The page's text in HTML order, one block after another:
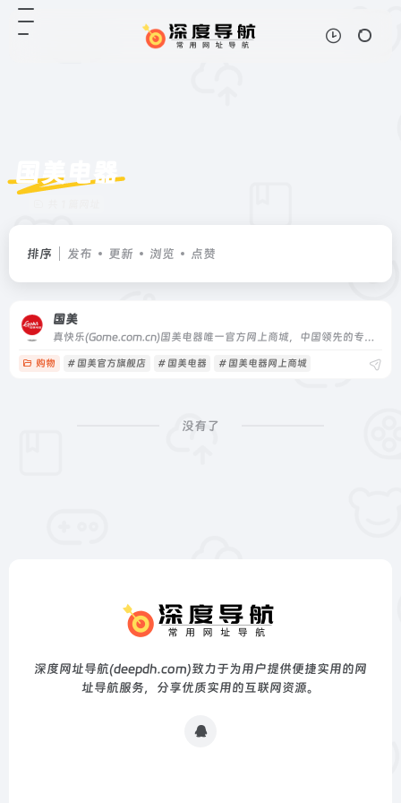
国美电器
排序 发布 更新 浏览 点赞
国美
真快乐(Gome.com.cn)国美电器唯一官方网上商城，中国领先的专业家电网购平台.全球品牌电视、洗衣机、电脑、手机、数码、空调、电脑配件、生活电器、网络产品等正品行货，更低价格，更快送达，为您提供便捷、诚信的服务.
购物 # 国美官方旗舰店 # 国美电器 # 国美电器网上商城
没有了
深度网址导航(deepdh.com)致力于为用户提供便捷实用的网
址导航服务，分享优质实用的互联网资源。